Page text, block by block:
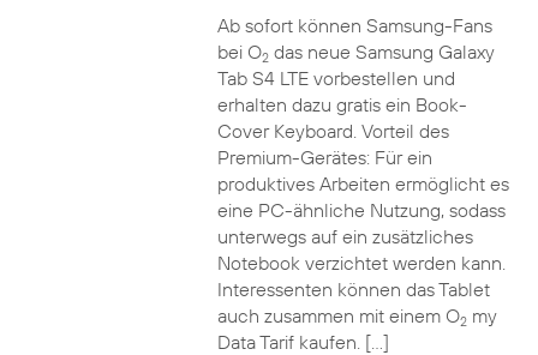
Ab sofort können Samsung-Fans
bei O2das neue Samsung Galaxy
Tab S4 LTE vorbestellen und
erhalten dazu gratis ein Book-
Cover Keyboard. Vorteil des
Premium-Gerätes: Für ein
produktives Arbeiten ermöglicht es
eine PC-ähnliche Nutzung, sodass
unterwegs auf ein zusätzliches
Notebook verzichtet werden kann.
Interessenten können das Tablet
auch zusammen mit einem O2my
Data Tarif kaufen. […]